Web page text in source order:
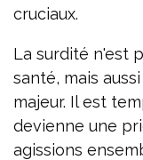
cruciaux.
La surdité n'est
santé, mais
majeur. Il est
devienne une
agissions